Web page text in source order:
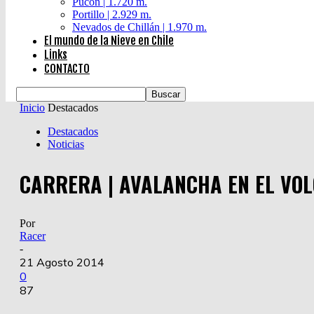
Portillo | 2.929 m.
Nevados de Chillán | 1.970 m.
El mundo de la Nieve en Chile
Links
CONTACTO
Inicio Destacados
Destacados
Noticias
CARRERA | AVALANCHA EN EL
Por
Racer
-
21 Agosto 2014
0
87